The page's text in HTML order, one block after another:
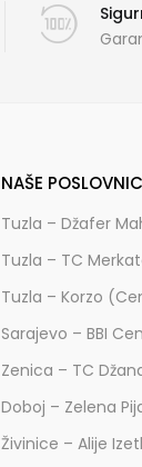
NAŠE
Tuzla – Džafer
Tuzla – TC
Tuzla – Korzo
Sarajevo – BBI
Zenica – TC
Doboj – Zelena
Živinice – Alije